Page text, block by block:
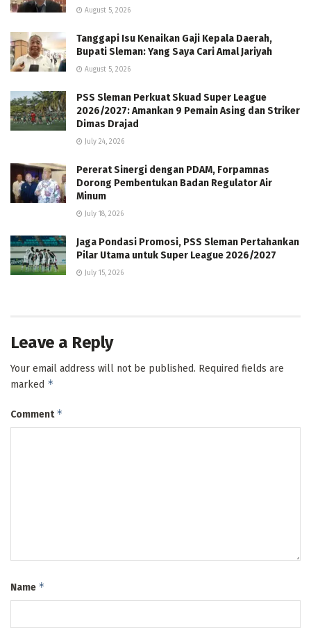
August 5, 2026
Tanggapi Isu Kenaikan Gaji Kepala Daerah,
Bupati Sleman: Yang Saya Cari Amal Jariyah
August 5, 2026
PSS Sleman Perkuat Skuad Super League
2026/2027: Amankan 9 Pemain Asing dan Striker
Dimas Drajad
July 24, 2026
Pererat Sinergi dengan PDAM, Forpamnas
Dorong Pembentukan Badan Regulator Air
Minum
July 18, 2026
Jaga Pondasi Promosi, PSS Sleman Pertahankan
Pilar Utama untuk Super League 2026/2027
July 15, 2026
Leave a Reply
Your email address will not be published. Required fields are
marked *
Comment*
Name *